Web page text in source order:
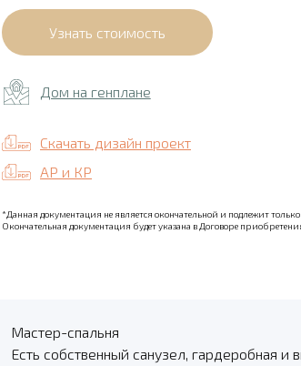
Дом на генплане
Скачать дизайн проект
АР и КР
*Данная документация не является окончательной и подлежит
Окончательная документация будет указана в Договоре
Мастер-спальня
Есть собственный санузел, гардеробная и